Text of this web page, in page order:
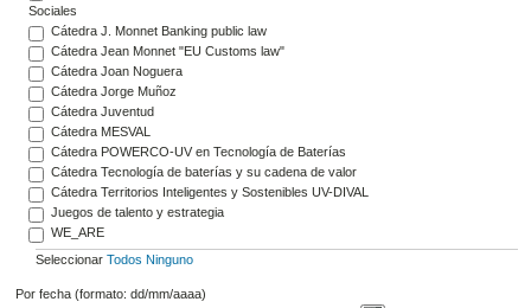
Sociales
Cátedra J. Monnet Banking public law
Cátedra Jean Monnet "EU Customs law"
Cátedra Joan Noguera
Cátedra Jorge Muñoz
Cátedra Juventud
Cátedra MESVAL
Cátedra POWERCO-UV en Tecnología de Baterías
Cátedra Tecnología de baterías y su cadena de valor
Cátedra Territorios Inteligentes y Sostenibles UV-DIVAL
Juegos de talento y estrategia
WE_ARE
Seleccionar Todos Ninguno
Por fecha (formato: dd/mm/aaaa)